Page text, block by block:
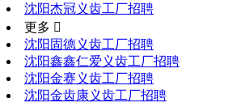
沈阳杰冠义齿工厂招聘
更多 
沈阳固德义齿工厂招聘
沈阳鑫鑫仁爱义齿工厂招聘
沈阳金赛义齿工厂招聘
沈阳金齿康义齿工厂招聘